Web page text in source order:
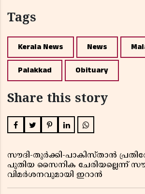
Tags
Kerala News News
Palakkad Obituary
Share this story
സൗദി-തുർക്കി-പാകിസ്താൻ
പുതിയ സൈനിക ചേരിയല്ലെന്ന്
വിമർശനവുമായി ഇറാൻ